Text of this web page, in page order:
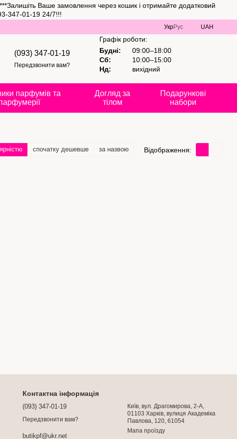
Ваше замовлення через кошик і отримайте додатковий
347-01-19 24/7!!!
УкрРус UAH
(093) 347-01-19
Передзвонити вам?
Графік роботи:
Будні:
09:00–18:00
Сб:
10:00–15:00
Нд:
вихідний
парфумів та
Догляд за
тілом
Подарункові
набори
спочатку дешевше за назвою Відображення:
Контактна інформація
(093) 347-01-19
Передзвонити вам?
butikpf@ukr.net
Київ, вул. Драгомирова, 2-А,
01103 Харків, вулиця Академіка
Павлова, 120, 61054
Мапа проїзду